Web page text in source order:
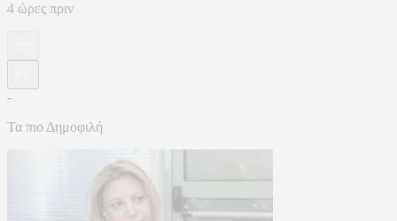
4 ώρες πριν
-
Τα πιο Δημοφιλή